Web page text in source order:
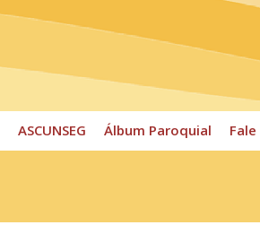
ASCUNSEG Álbum Paroquial